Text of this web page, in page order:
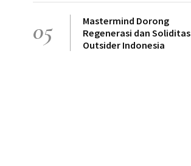
05
Mastermind Dorong
Regenerasi dan Soliditas
Outsider Indonesia